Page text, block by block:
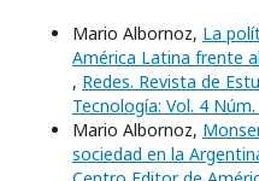
Mario Albornoz, La
América Latina frente
, Redes. Revista de
Tecnología: Vol. 4
Mario Albornoz,
sociedad en la